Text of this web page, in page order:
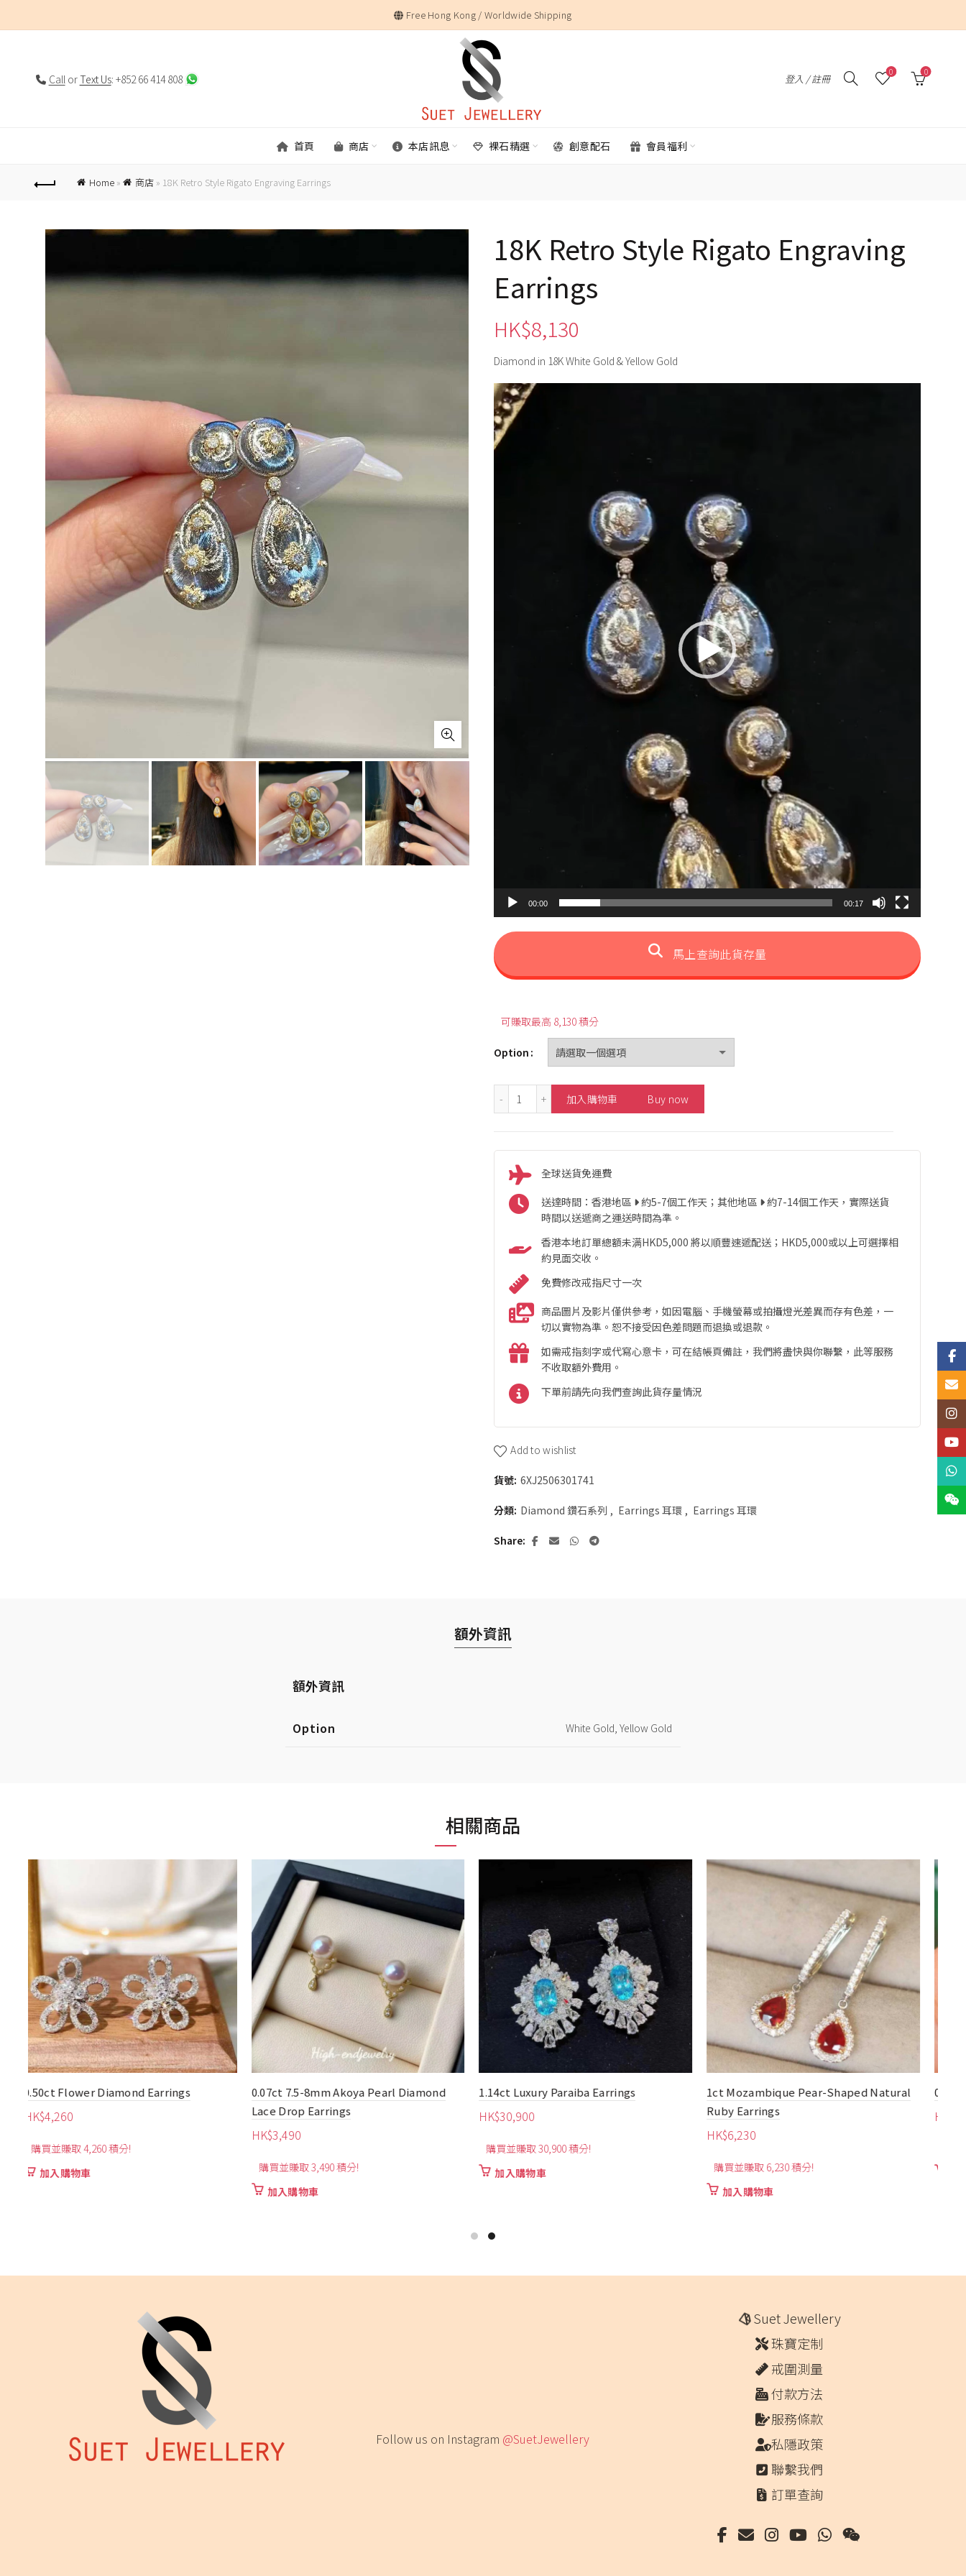
Free Hong Kong / Worldwide Shipping
Callor Text Us: +852 66 414 808 登入 / 註冊
0 0
首頁 商店 本店訊息 裸石精選 創意配石 會員福利
Home» 商店» 18K Retro Style Rigato Engraving Earrings
18K Retro Style Rigato Engraving
Earrings
HK$8,130
Diamond in 18K White Gold & Yellow Gold
視
訊
播
放
器
00:00 00:17
馬上查詢此貨存量
可賺取最高 8,130 積分
Option
18K Retro Style Rigato Engraving Earrings 數量
加入購物車 Buy now
全球送貨免運費
送達時間：香港地區 約5-7個工作天；其他地區 約7-14個工作天，實際送貨
時間以送遞商之運送時間為準。
香港本地訂單總額未满HKD5,000 將以順豐速遞配送；HKD5,000或以上可選擇相
約見面交收。
免費修改戒指尺寸一次
商品圖片及影片僅供參考，如因電腦、手機螢幕或拍攝燈光差異而存有色差，一
切以實物為準。恕不接受因色差問題而退換或退款。
如需戒指刻字或代寫心意卡，可在結帳頁備註，我們將盡快與你聯繫，此等服務
不收取額外費用。
下單前請先向我們查詢此貨存量情況
Add to wishlist
貨號: 6XJ2506301741
分類: Diamond 鑽石系列 , Earrings 耳環 , Earrings 耳環
Share
額外資訊
額外資訊
Option White Gold, Yellow Gold
相關商品
0.07ct 7.5-8mm Akoya Pearl Diamond
Lace Drop Earrings
購買並賺取 3,490 積分!
1.14ct Luxury Paraiba Earrings
HK$30,900
加入購物車
1ct Mozambique Pear-Shaped Natural
Ruby ​​Earrings
購買並賺取 6,230 積分!
0.30ct Flower Blue Sapphire Earrings
HK$6,810
加入購物車
Follow us on Instagram @SuetJewellery
Suet Jewellery
珠寶定制
戒圍測量
付款方法
服務條款
私隱政策
聯繫我們
訂單查詢
Email